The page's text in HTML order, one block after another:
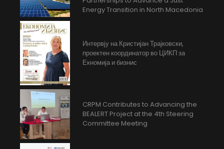
Energy Transition in North Macedonia
Интервју на Кристијан Трајковски,
проектен координатор во ЦИКП за
Екномија и бизнис
CRPM Contributes to Advancing the
BEALERT Project at the 4th Steering
Committee Meeting